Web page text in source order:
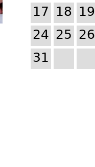
17 18 19
24 25 26
31